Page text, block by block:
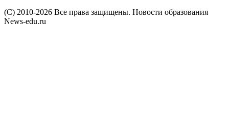
(C) 2010-2026 Все права защищены. Новости образования
News-edu.ru